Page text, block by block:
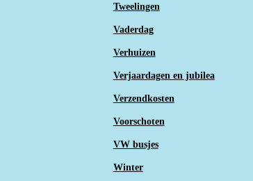
Tweelingen
Vaderdag
Verhuizen
Verjaardagen en jubilea
Verzendkosten
Voorschoten
VW busjes
Winter